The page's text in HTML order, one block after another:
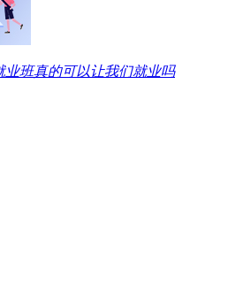
业班真的可以让我们就业吗